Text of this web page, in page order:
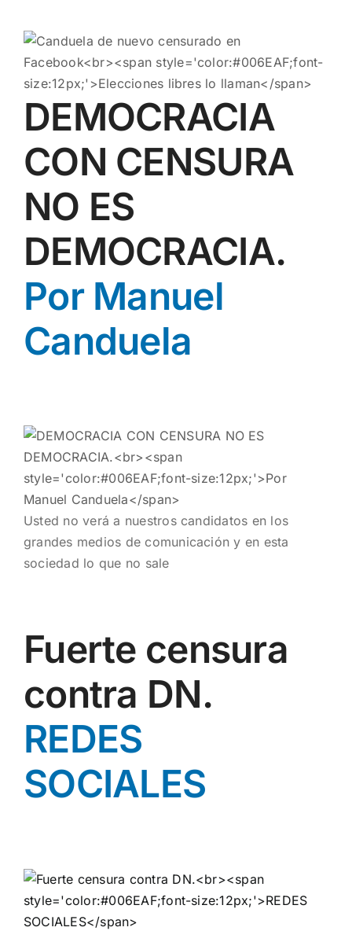
DEMOCRACIA
CON CENSURA
NO ES
DEMOCRACIA.
Por Manuel
Canduela
Usted no verá a nuestros candidatos en los
grandes medios de comunicación y en esta
sociedad lo que no sale
Fuerte censura
contra DN.
REDES
SOCIALES